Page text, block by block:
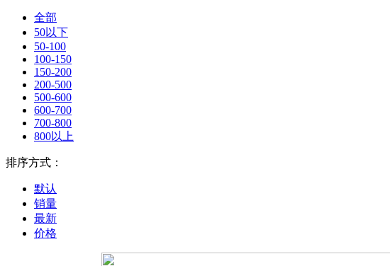
全部
50以下
50-100
100-150
150-200
200-500
500-600
600-700
700-800
800以上
排序方式：
默认
销量
最新
价格